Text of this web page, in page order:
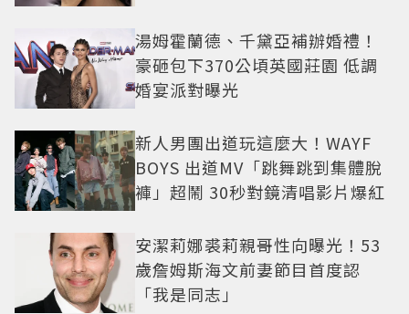
湯姆霍蘭德、千黛亞補辦婚禮！
豪砸包下370公頃英國莊園 低調
婚宴派對曝光
新人男團出道玩這麼大！WAYF
BOYS 出道MV「跳舞跳到集體脫
褲」超鬧 30秒對鏡清唱影片爆紅
安潔莉娜裘莉親哥性向曝光！53
歲詹姆斯海文前妻節目首度認
「我是同志」